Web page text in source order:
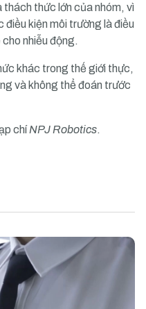
thức lớn của nhóm, vì
điều kiện môi trường là điều
nhiễu động.
khác trong thế giới thực,
và không thể đoán trước
chíNPJ Robotics.